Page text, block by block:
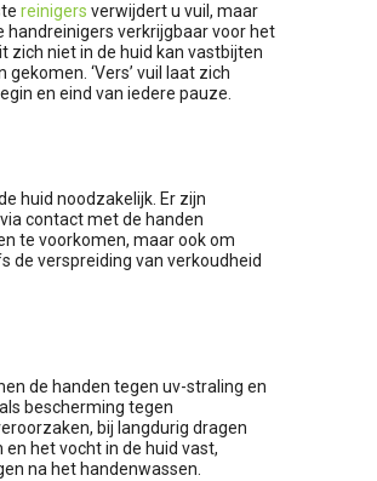
reinigers verwijdert u vuil, maar
handreinigers verkrijgbaar voor het
zich niet in de huid kan vastbijten
‘Vers’ vuil laat zich
en eind van iedere pauze.
huid noodzakelijk. Er zijn
contact met de handen
te voorkomen, maar ook om
de verspreiding van verkoudheid
de handen tegen uv-straling en
bescherming tegen
bij langdurig dragen
het vocht in de huid vast,
na het handenwassen.